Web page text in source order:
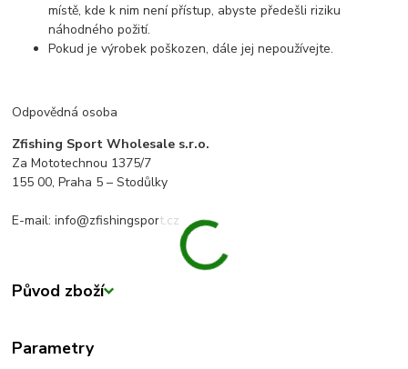
místě, kde k nim není přístup, abyste předešli riziku
náhodného požití.
Pokud je výrobek poškozen, dále jej nepoužívejte.
Odpovědná osoba
Zfishing Sport Wholesale s.r.o.
Za Mototechnou 1375/7
155 00, Praha 5 – Stodůlky
E-mail: info@zfishingsport.cz
Původ zboží
Parametry